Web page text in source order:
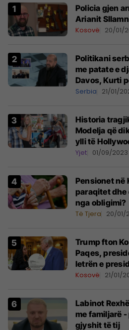
Policia gjen
Arianit
Kosovë 20/01/
Politikani
me patate e
Davos, Kurti
Shtëpinë e
Serbia 21/01/
Historia
Modelja që
ylli të
kopertinat e
Yjet 01/09/2023
Pensionet në
paraqitet dhe
nga obligimi?
Të Tjera 20/01/
Trump fton
Paqes,
letrën e
Kosovë 21/01/
Labinot
me familjarë
gjyshit të tij